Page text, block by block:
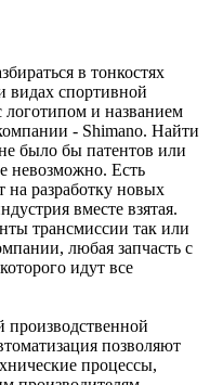
в тонкостях
видах спортивной
логотипом и названием
- Shimano. Найти
было бы патентов или
невозможно. Есть
на разработку новых
вместе взятая.
трансмиссии так или
любая запчасть с
идут все
производственной
позволяют
процессы,